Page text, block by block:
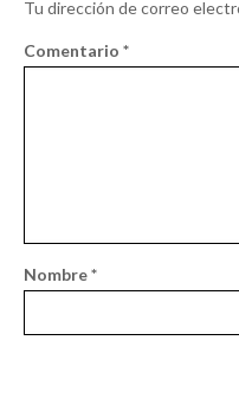
Tu dirección de correo
Comentario *
Nombre*